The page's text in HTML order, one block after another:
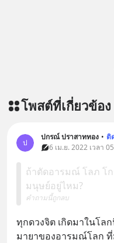
โพสต์ที่เกี่ยวข้อง
ป
ปกรณ์ ปราสาททอง • ติ
6 เม.ย. 2022 เวลา
ถ้าตัดอารมณ์ โลภ โก
มนุษย์อยู่ไหม?
คำถามนี้ถูกลบ
ทุกดวงจิต เกิดมาในโล
มายาของอารมณ์โลก